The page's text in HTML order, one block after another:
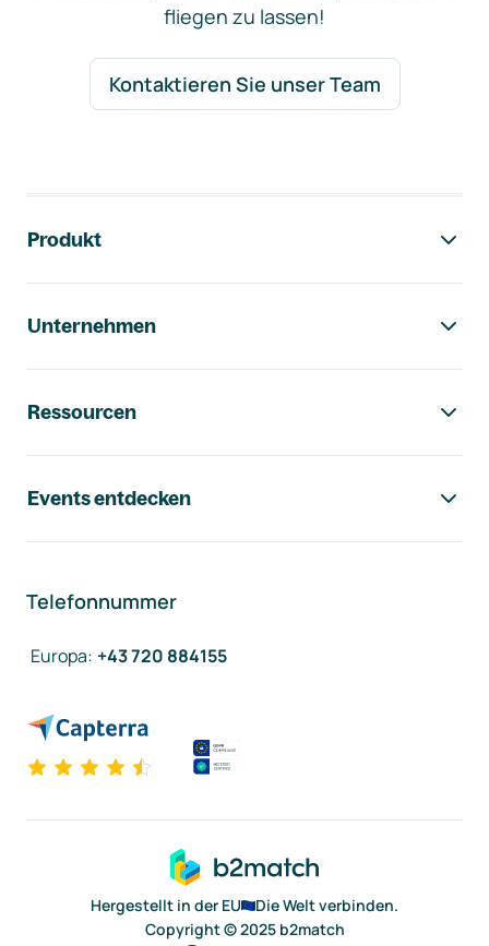
fliegen zu lassen!
Kontaktieren Sie unser Team
Produkt
Unternehmen
Ressourcen
Events entdecken
Telefonnummer
Europa: +43 720 884155
Hergestellt in der EU
Die Welt verbinden.
Copyright © 2025 b2match